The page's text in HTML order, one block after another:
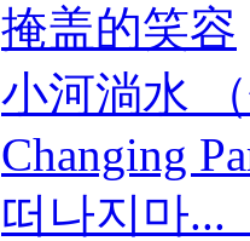
掩盖的笑容
小河淌水 （
Changing
떠나지마...